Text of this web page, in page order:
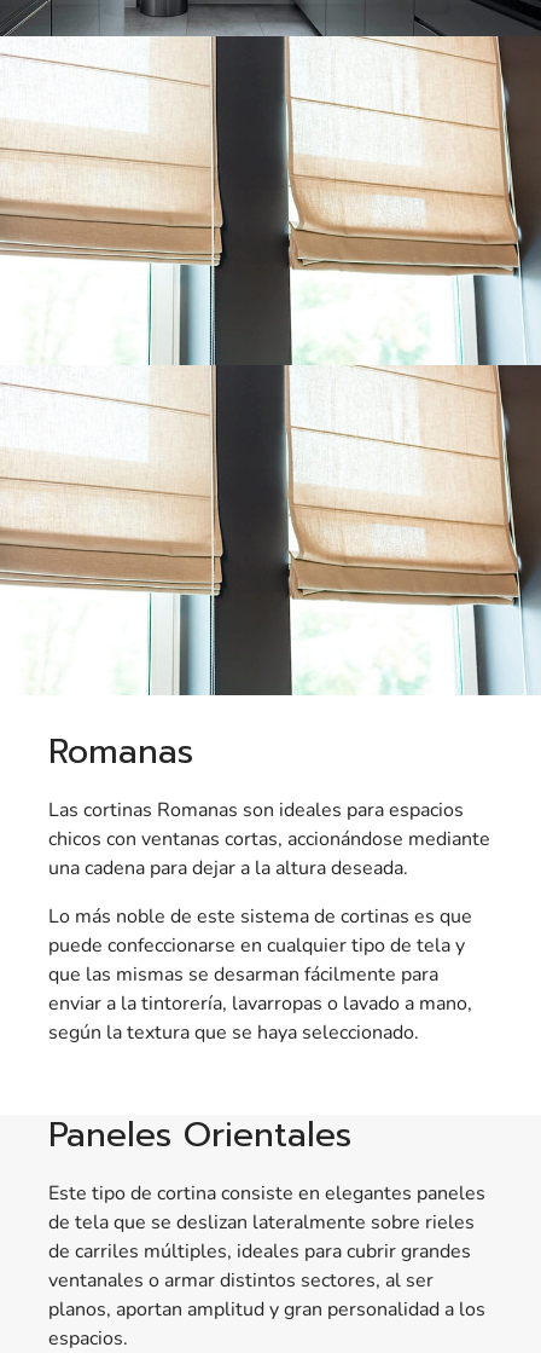
Romanas
Las cortinas Romanas son ideales para espacios
chicos con ventanas cortas, accionándose mediante
una cadena para dejar a la altura deseada.
Lo más noble de este sistema de cortinas es que
puede confeccionarse en cualquier tipo de tela y
que las mismas se desarman fácilmente para
enviar a la tintorería, lavarropas o lavado a mano,
según la textura que se haya seleccionado.
Paneles Orientales
Este tipo de cortina consiste en elegantes paneles
de tela que se deslizan lateralmente sobre rieles
de carriles múltiples, ideales para cubrir grandes
ventanales o armar distintos sectores, al ser
planos, aportan amplitud y gran personalidad a los
espacios.